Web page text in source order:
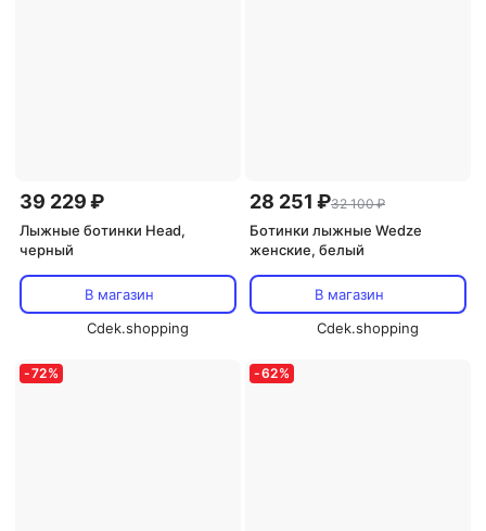
39 229 ₽
Лыжные ботинки Head,
черный
В магазин
Cdek.shopping
28 251 ₽32 100 ₽
Ботинки лыжные Wedze
женские, белый
В магазин
Cdek.shopping
-72% -62%